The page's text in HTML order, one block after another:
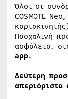
Όλοι οι
COSMOTE
Πασχαλινή
ασφάλεια,
app.
Δεύτερη
απεριόριστα